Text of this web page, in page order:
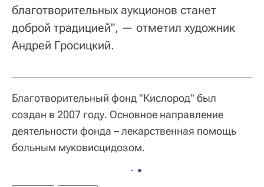
благотворительных аукционов станет
доброй традицией", — отметил художник
Андрей Гросицкий.
Благотворительный фонд "Кислород" был
создан в 2007 году. Основное направление
деятельности фонда – лекарственная помощь
больным муковисцидозом.